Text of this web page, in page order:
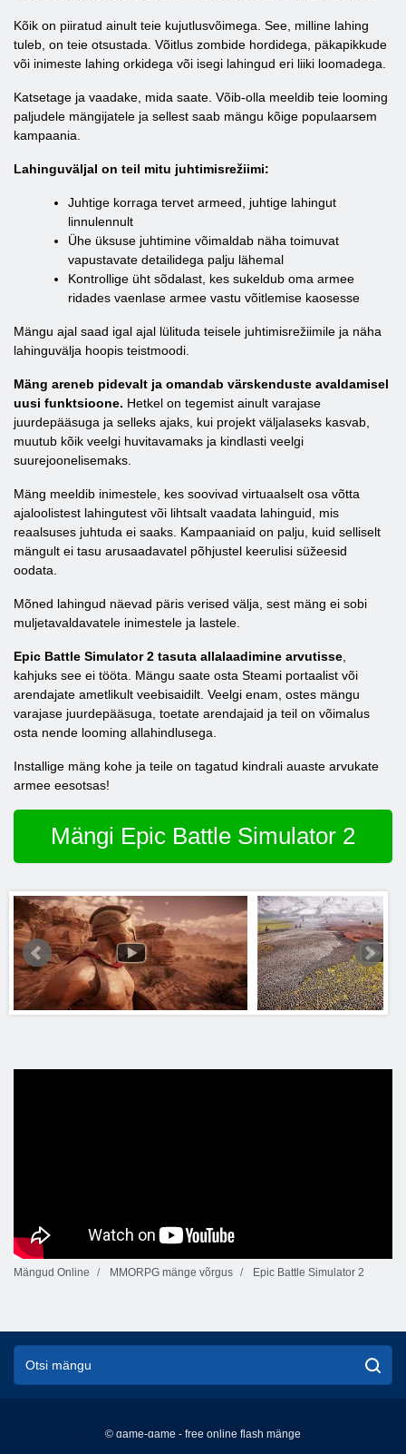
Kõik on piiratud ainult teie kujutlusvõimega. See, milline lahing
tuleb, on teie otsustada. Võitlus zombide hordidega, päkapikkude
või inimeste lahing orkidega või isegi lahingud eri liiki loomadega.
Katsetage ja vaadake, mida saate. Võib-olla meeldib teie looming
paljudele mängijatele ja sellest saab mängu kõige populaarsem
kampaania.
Lahinguväljal on teil mitu juhtimisrežiimi:
Juhtige korraga tervet armeed, juhtige lahingut
linnulennult
Ühe üksuse juhtimine võimaldab näha toimuvat
vapustavate detailidega palju lähemal
Kontrollige üht sõdalast, kes sukeldub oma armee
ridades vaenlase armee vastu võitlemise kaosesse
Mängu ajal saad igal ajal lülituda teisele juhtimisrežiimile ja näha
lahinguvälja hoopis teistmoodi.
Mäng areneb pidevalt ja omandab värskenduste avaldamisel
uusi funktsioone. Hetkel on tegemist ainult varajase
juurdepääsuga ja selleks ajaks, kui projekt väljalaseks kasvab,
muutub kõik veelgi huvitavamaks ja kindlasti veelgi
suurejoonelisemaks.
Mäng meeldib inimestele, kes soovivad virtuaalselt osa võtta
ajaloolistest lahingutest või lihtsalt vaadata lahinguid, mis
reaalsuses juhtuda ei saaks. Kampaaniaid on palju, kuid selliselt
mängult ei tasu arusaadavatel põhjustel keerulisi süžeesid
oodata.
Mõned lahingud näevad päris verised välja, sest mäng ei sobi
muljetavaldavatele inimestele ja lastele.
Epic Battle Simulator 2 tasuta allalaadimine arvutisse
kahjuks see ei tööta. Mängu saate osta Steami portaalist või
arendajate ametlikult veebisaidilt. Veelgi enam, ostes mängu
varajase juurdepääsuga, toetate arendajaid ja teil on võimalus
osta nende looming allahindlusega.
Installige mäng kohe ja teile on tagatud kindrali auaste arvukate
armee eesotsas!
Mängi Epic Battle Simulator 2
Mängud Online MMORPG mänge võrgus Epic Battle Simulator 2
© game-game - free online flash mänge